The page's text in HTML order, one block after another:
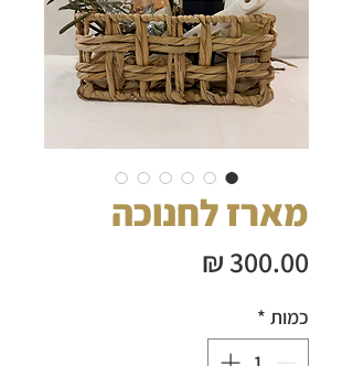
מארז לחנוכה
כמות *